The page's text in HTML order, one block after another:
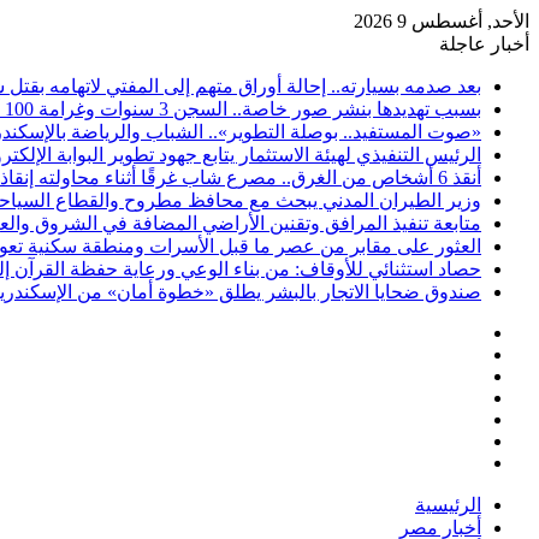
الأحد, أغسطس 9 2026
أخبار عاجلة
بعد صدمه بسيارته.. إحالة أوراق متهم إلى المفتي لاتهامه
بسبب تهديدها بنشر صور خاصة.. السجن 3 سنوات وغرامة 100 ألف جنيه لمتهم بالإسكندرية
«صوت المستفيد.. بوصلة التطوير».. الشباب والرياضة
الرئيس التنفيذي لهيئة الاستثمار يتابع جهود تطوير البوابة
أنقذ 6 أشخاص من الغرق.. مصرع شاب غرقًا أثناء محاولته إنقاذهم بشاطئ البيطاش في الإسكندرية
وزير الطيران المدني يبحث مع محافظ مطروح والقطاع
متابعة تنفيذ المرافق وتقنين الأراضي المضافة في الشروق
العثور على مقابر من عصر ما قبل الأسرات ومنطقة سكنية
حصاد استثنائي للأوقاف: من بناء الوعي ورعاية حفظة القرآن
صندوق ضحايا الاتجار بالبشر يطلق «خطوة أمان» من
جانبي
الرئيسية
أخبار مصر